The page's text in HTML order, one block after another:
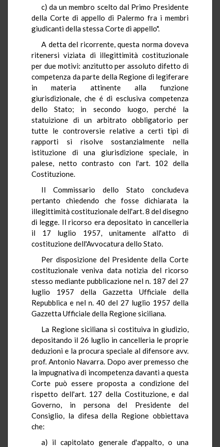
c) da un membro scelto dal Primo Presidente
della Corte di appello di Palermo fra i membri
giudicanti della stessa Corte di appello".
A detta del ricorrente, questa norma doveva
ritenersi viziata di illegittimità costituzionale
per due motivi: anzitutto per assoluto difetto di
competenza da parte della Regione di legiferare
in materia attinente alla funzione
giurisdizionale, che é di esclusiva competenza
dello Stato; in secondo luogo, perché la
statuizione di un arbitrato obbligatorio per
tutte le controversie relative a certi tipi di
rapporti si risolve sostanzialmente nella
istituzione di una giurisdizione speciale, in
palese, netto contrasto con l'art. 102 della
Costituzione.
Il Commissario dello Stato concludeva
pertanto chiedendo che fosse dichiarata la
illegittimità costituzionale dell'art. 8 del disegno
di legge. Il ricorso era depositato in cancelleria
il 17 luglio 1957, unitamente all'atto di
costituzione dell'Avvocatura dello Stato.
Per disposizione del Presidente della Corte
costituzionale veniva data notizia del ricorso
stesso mediante pubblicazione nel n. 187 del 27
luglio 1957 della Gazzetta Ufficiale della
Repubblica e nel n. 40 del 27 luglio 1957 della
Gazzetta Ufficiale della Regione siciliana.
La Regione siciliana si costituiva in giudizio,
depositando il 26 luglio in cancelleria le proprie
deduzioni e la procura speciale al difensore avv.
prof. Antonio Navarra. Dopo aver premesso che
la impugnativa di incompetenza davanti a questa
Corte può essere proposta a condizione del
rispetto dell'art. 127 della Costituzione, e dal
Governo, in persona del Presidente del
Consiglio, la difesa della Regione obbiettava
che:
a) il capitolato generale d'appalto, o una